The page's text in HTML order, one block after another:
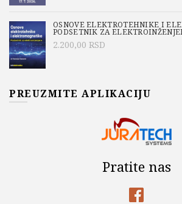
OSNOVE ELEKTROTEHNIKE I
PODSETNIK ZA
2.200,00 RSD
PREUZMITE APLIKACIJU
Pratite nas